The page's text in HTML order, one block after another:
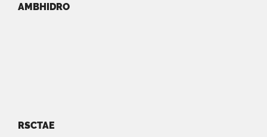
AMBHIDRO
RSCTAE